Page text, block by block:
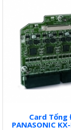
Card Tổng
PANASONIC